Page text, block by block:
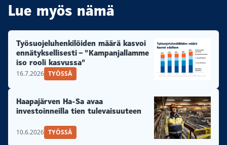
Lue myös nämä
Työsuojeluhenkilöiden määrä kasvoi
ennätyksellisesti – ”Kampanjallamme
iso rooli kasvussa”
16.7.2026 TYÖSSÄ
Haapajärven Ha-Sa avaa
investoinneilla tien tulevaisuuteen
10.6.2026 TYÖSSÄ